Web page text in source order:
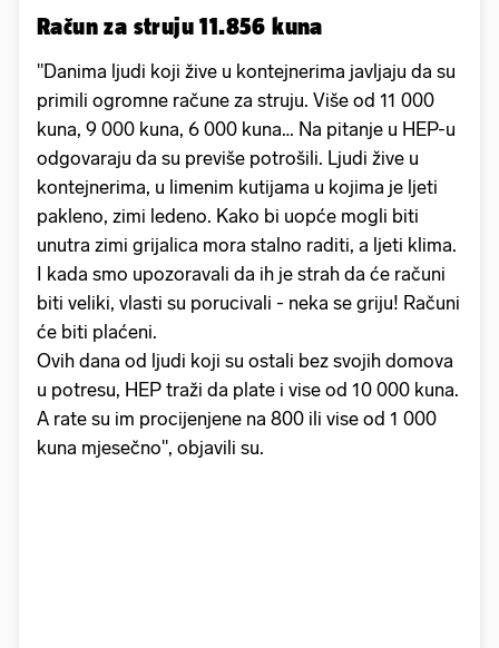
Račun za struju 11.856 kuna
"Danima ljudi koji žive u kontejnerima javljaju da su
primili ogromne račune za struju. Više od 11 000
kuna, 9 000 kuna, 6 000 kuna… Na pitanje u HEP-u
odgovaraju da su previše potrošili. Ljudi žive u
kontejnerima, u limenim kutijama u kojima je ljeti
pakleno, zimi ledeno. Kako bi uopće mogli biti
unutra zimi grijalica mora stalno raditi, a ljeti klima.
I kada smo upozoravali da ih je strah da će računi
biti veliki, vlasti su porucivali - neka se griju! Računi
će biti plaćeni.
Ovih dana od ljudi koji su ostali bez svojih domova
u potresu, HEP traži da plate i vise od 10 000 kuna.
A rate su im procijenjene na 800 ili vise od 1 000
kuna mjesečno", objavili su.